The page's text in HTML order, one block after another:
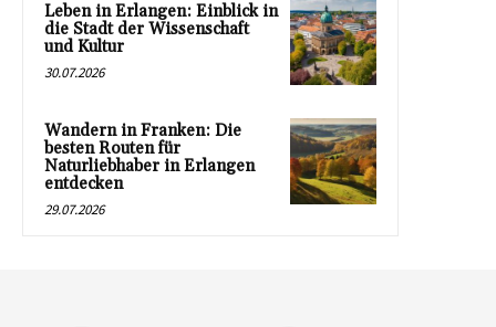
Leben in Erlangen: Einblick in
die Stadt der Wissenschaft
und Kultur
30.07.2026
Wandern in Franken: Die
besten Routen für
Naturliebhaber in Erlangen
entdecken
29.07.2026